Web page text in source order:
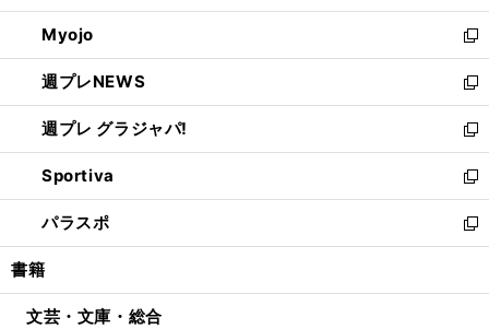
開
く
ウ
で
開
く
ン
ド
ウ
で
開
く
ウ
ィ
ン
ド
ウ
で
開
く
Myojo
新
し
い
ウ
ィ
ン
ド
ウ
で
開
週プレNEWS
新
し
い
ウ
ィ
ン
ド
ウ
開
週プレ グラジャパ!
新
し
い
ウ
ィ
ン
ウ
Sportiva
新
し
い
ウ
ン
パラスポ
新
し
ウ
書籍
文芸・文庫・総合